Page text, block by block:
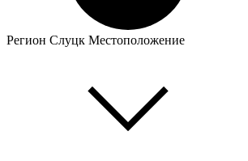
Регион Слуцк Местоположение